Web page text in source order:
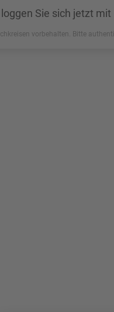
Sie sich jetzt
vorbehalten. Bitte